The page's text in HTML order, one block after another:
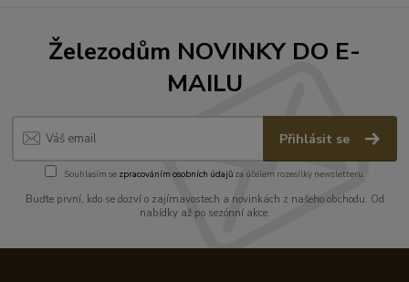
Železodům NOVINKY DO E-
MAILU
Přihlásit se
Souhlasím se zpracováním osobních údajůza účelem rozesílky newsletteru.
Buďte první, kdo se dozví o zajímavostech a novinkách z našeho obchodu. Od
nabídky až po sezónní akce.